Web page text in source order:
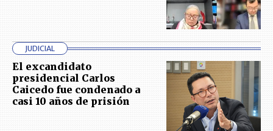
JUDICIAL
El excandidato
presidencial Carlos
Caicedo fue condenado a
casi 10 años de prisión